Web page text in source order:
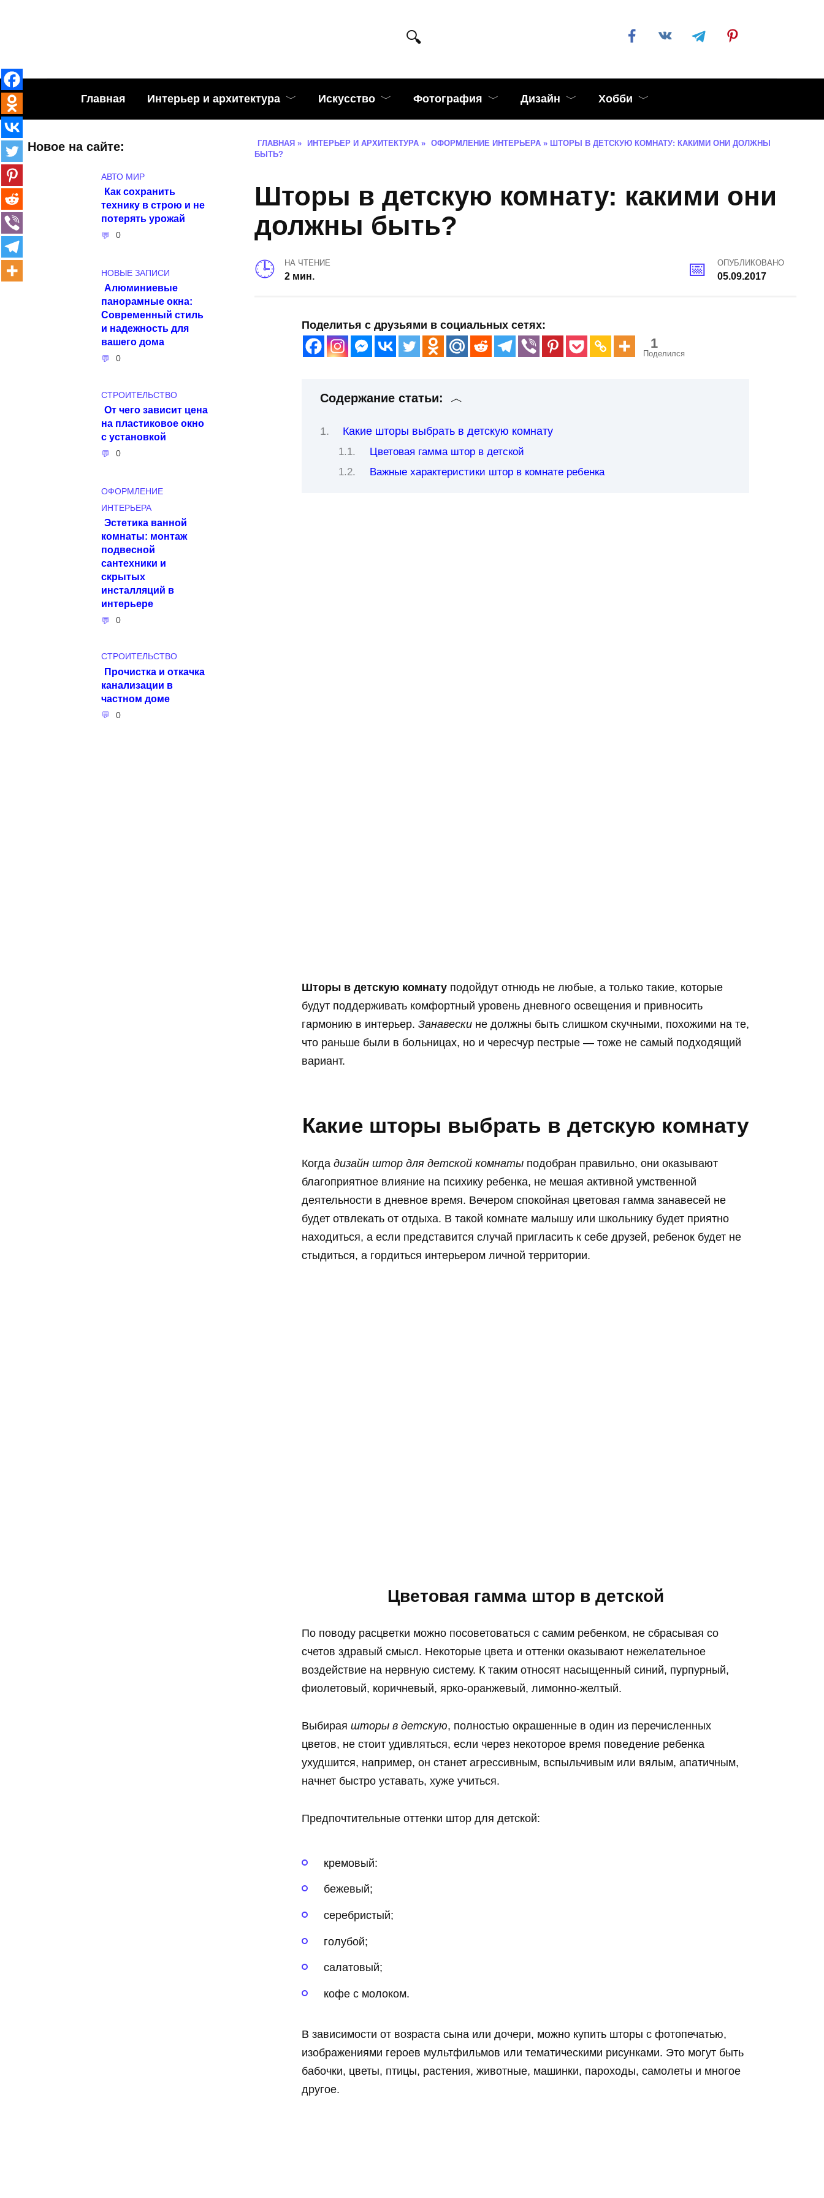
Главная Интерьер и архитектура Искусство Фотография Дизайн Хобби
ГЛАВНАЯ » ИНТЕРЬЕР И АРХИТЕКТУРА » ОФОРМЛЕНИЕ ИНТЕРЬЕРА » ШТОРЫ В ДЕТСКУЮ КОМНАТУ: КАКИМИ ОНИ ДОЛЖНЫ
БЫТЬ?
Шторы в детскую комнату: какими они
должны быть?
НА ЧТЕНИЕ
2 мин.
ОПУБЛИКОВАНО
05.09.2017
Поделитья с друзьями в социальных сетях:
1
Поделился
Содержание статьи:
Какие шторы выбрать в детскую комнату
Цветовая гамма штор в детской
Важные характеристики штор в комнате ребенка
Шторы в детскую комнату подойдут отнюдь не любые, а только такие, которые
будут поддерживать комфортный уровень дневного освещения и привносить
гармонию в интерьер. Занавески не должны быть слишком скучными, похожими на те,
что раньше были в больницах, но и чересчур пестрые — тоже не самый подходящий
вариант.
Какие шторы выбрать в детскую комнату
Когда дизайн штор для детской комнаты подобран правильно, они оказывают
благоприятное влияние на психику ребенка, не мешая активной умственной
деятельности в дневное время. Вечером спокойная цветовая гамма занавесей не
будет отвлекать от отдыха. В такой комнате малышу или школьнику будет приятно
находиться, а если представится случай пригласить к себе друзей, ребенок будет не
стыдиться, а гордиться интерьером личной территории.
Цветовая гамма штор в детской
По поводу расцветки можно посоветоваться с самим ребенком, не сбрасывая со
счетов здравый смысл. Некоторые цвета и оттенки оказывают нежелательное
воздействие на нервную систему. К таким относят насыщенный синий, пурпурный,
фиолетовый, коричневый, ярко-оранжевый, лимонно-желтый.
Выбирая шторы в детскую, полностью окрашенные в один из перечисленных
цветов, не стоит удивляться, если через некоторое время поведение ребенка
ухудшится, например, он станет агрессивным, вспыльчивым или вялым, апатичным,
начнет быстро уставать, хуже учиться.
Предпочтительные оттенки штор для детской:
кремовый:
бежевый;
серебристый;
голубой;
салатовый;
кофе с молоком.
В зависимости от возраста сына или дочери, можно купить шторы с фотопечатью,
изображениями героев мультфильмов или тематическими рисунками. Это могут быть
бабочки, цветы, птицы, растения, животные, машинки, пароходы, самолеты и многое
другое.
Новое на сайте:
АВТО МИР
Как сохранить
технику в строю и не
потерять урожай
0
НОВЫЕ ЗАПИСИ
Алюминиевые
панорамные окна:
Современный стиль
и надежность для
вашего дома
0
СТРОИТЕЛЬСТВО
От чего зависит цена
на пластиковое окно
с установкой
0
ОФОРМЛЕНИЕ
ИНТЕРЬЕРА
Эстетика ванной
комнаты: монтаж
подвесной
сантехники и
скрытых
инсталляций в
интерьере
0
СТРОИТЕЛЬСТВО
Прочистка и откачка
канализации в
частном доме
0